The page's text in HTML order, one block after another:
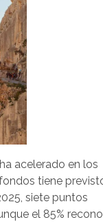
acelerado en los
tiene
siete puntos
el 85%